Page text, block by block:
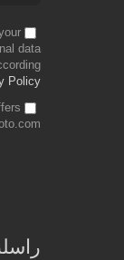
data
Policy